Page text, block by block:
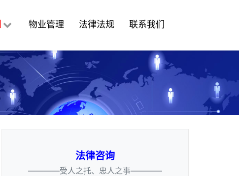
物业管理 法律法规 联系我们
法律咨询
————受人之托、忠人之事————